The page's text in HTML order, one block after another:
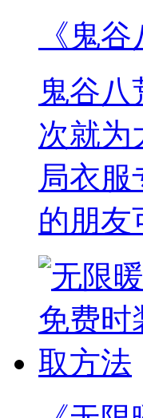
《鬼
鬼谷
次就为
局衣
的朋友